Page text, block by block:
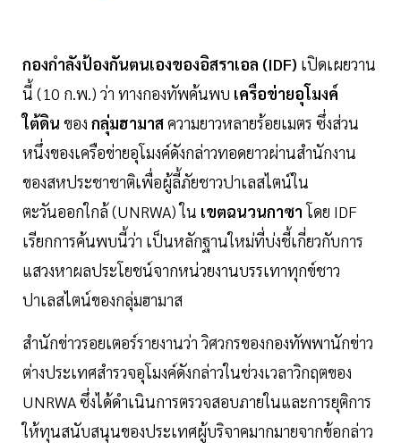
กองกำลังป้องกันตนเองของอิสราเอล (IDF) เปิดเผยวาน
นี้ (10 ก.พ.) ว่า ทางกองทัพค้นพบ เครือข่ายอุโมงค์
ใต้ดิน ของ กลุ่มฮามาสความยาวหลายร้อยเมตร ซึ่งส่วน
หนึ่งของเครือข่ายอุโมงค์ดังกล่าวทอดยาวผ่านสำนักงาน
ของสหประชาชาติเพื่อผู้ลี้ภัยชาวปาเลสไตน์ใน
ตะวันออกใกล้ (UNRWA) ใน เขตฉนวนกาซาโดย IDF
เรียกการค้นพบนี้ว่า เป็นหลักฐานใหม่ที่บ่งชี้เกี่ยวกับการ
แสวงหาผลประโยชน์จากหน่วยงานบรรเทาทุกข์ชาว
ปาเลสไตน์ของกลุ่มฮามาส
สำนักข่าวรอยเตอร์รายงานว่า วิศวกรของกองทัพพานักข่าว
ต่างประเทศสำรวจอุโมงค์ดังกล่าวในช่วงเวลาวิกฤตของ
UNRWA ซึ่งได้ดำเนินการตรวจสอบภายในและการยุติการ
ให้ทุนสนับสนุนของประเทศผู้บริจาคมากมายจากข้อกล่าว